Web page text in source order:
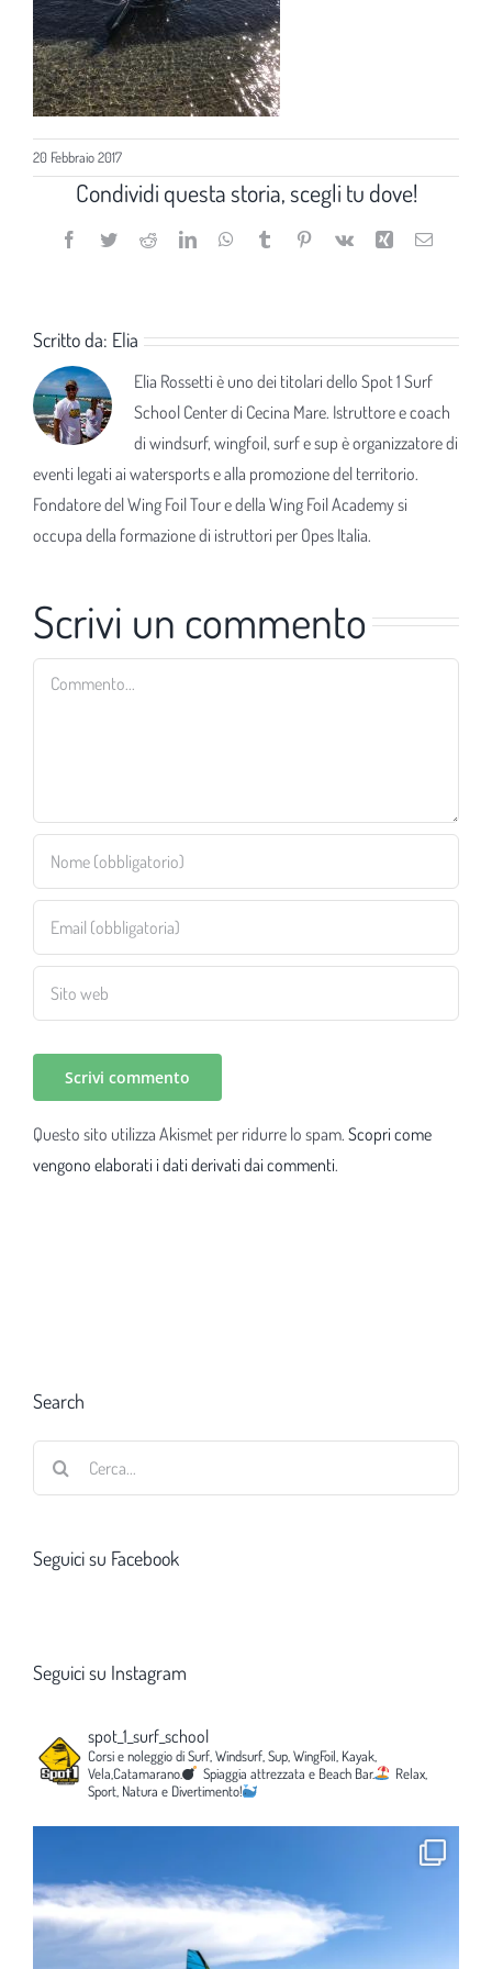
20 Febbraio 2017
Condividi questa storia, scegli tu dove!
Facebook
TwitterRedditLinkedInWhatsApp
TumblrPinterest
Vk Xing Email
Scritto da: Elia
Elia Rossetti è uno dei titolari dello Spot 1 Surf
School Center di Cecina Mare. Istruttore e coach
di windsurf, wingfoil, surf e sup è organizzatore di
eventi legati ai watersports e alla promozione del territorio.
Fondatore del Wing Foil Tour e della Wing Foil Academy si
occupa della formazione di istruttori per Opes Italia.
Scrivi un commento
Commento
Questo sito utilizza Akismet per ridurre lo spam. Scopri come
vengono elaborati i dati derivati dai commenti.
Search
Seguici su Facebook
Seguici su Instagram
spot_1_surf_school
Corsi e noleggio di Surf, Windsurf, Sup, WingFoil, Kayak,
Vela,Catamarano.
Spiaggia attrezzata e Beach Bar.
Relax,
Sport, Natura e Divertimento!